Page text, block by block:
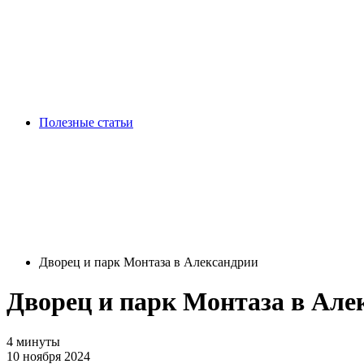
Полезные статьи
Дворец и парк Монтаза в Александрии
Дворец и парк Монтаза в
4 минуты
10 ноября 2024